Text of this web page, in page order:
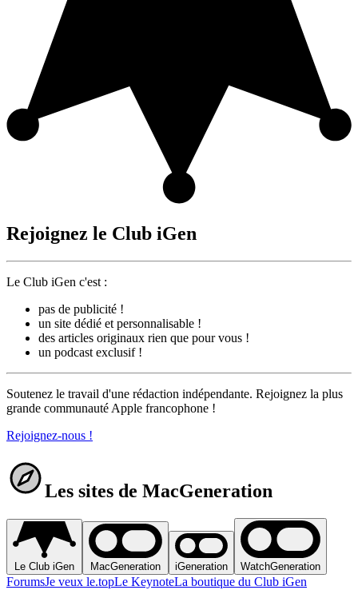
Rejoignez le Club iGen
Le Club iGen c'est :
pas de publicité !
un site dédié et personnalisable !
des articles originaux rien que pour vous !
un podcast exclusif !
Soutenez le travail d'une rédaction indépendante. Rejoignez la plus
grande communauté Apple francophone !
Rejoignez-nous !
Les sites de MacGeneration
Le Club iGen MacGeneration iGeneration WatchGeneration
ForumsJe veux le.topLe KeynoteLa boutique du Club iGen